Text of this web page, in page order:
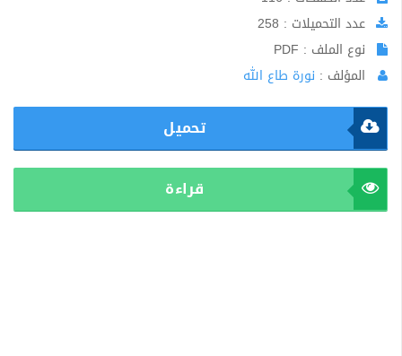
عدد التحميلات : 258
نوع الملف : PDF
المؤلف : نورة طاع الله
تحميل
قراءة